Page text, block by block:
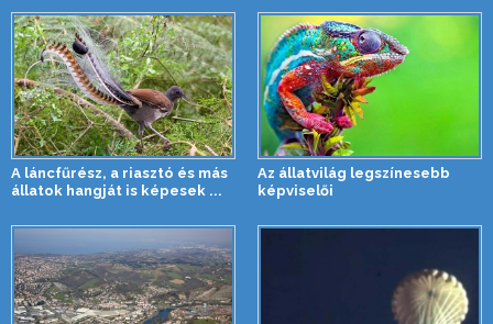
A láncfűrész, a riasztó és más
állatok hangját is képesek ...
Az állatvilág legszínesebb
képviselői